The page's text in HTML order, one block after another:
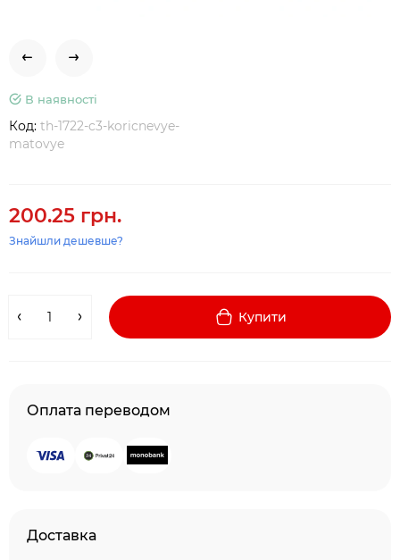
В наявності
Код: th-1722-c3-koricnevye-
matovye
200.25 грн.
Знайшли дешевше?
Купити
Оплата переводом
Доставка